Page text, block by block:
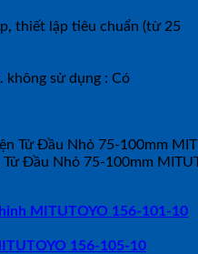
thiết lập tiêu chuẩn (từ 25
không sử dụng : Có
Đầu Nhỏ 75-100mm
MITUTOYO 156-101-10
156-105-10